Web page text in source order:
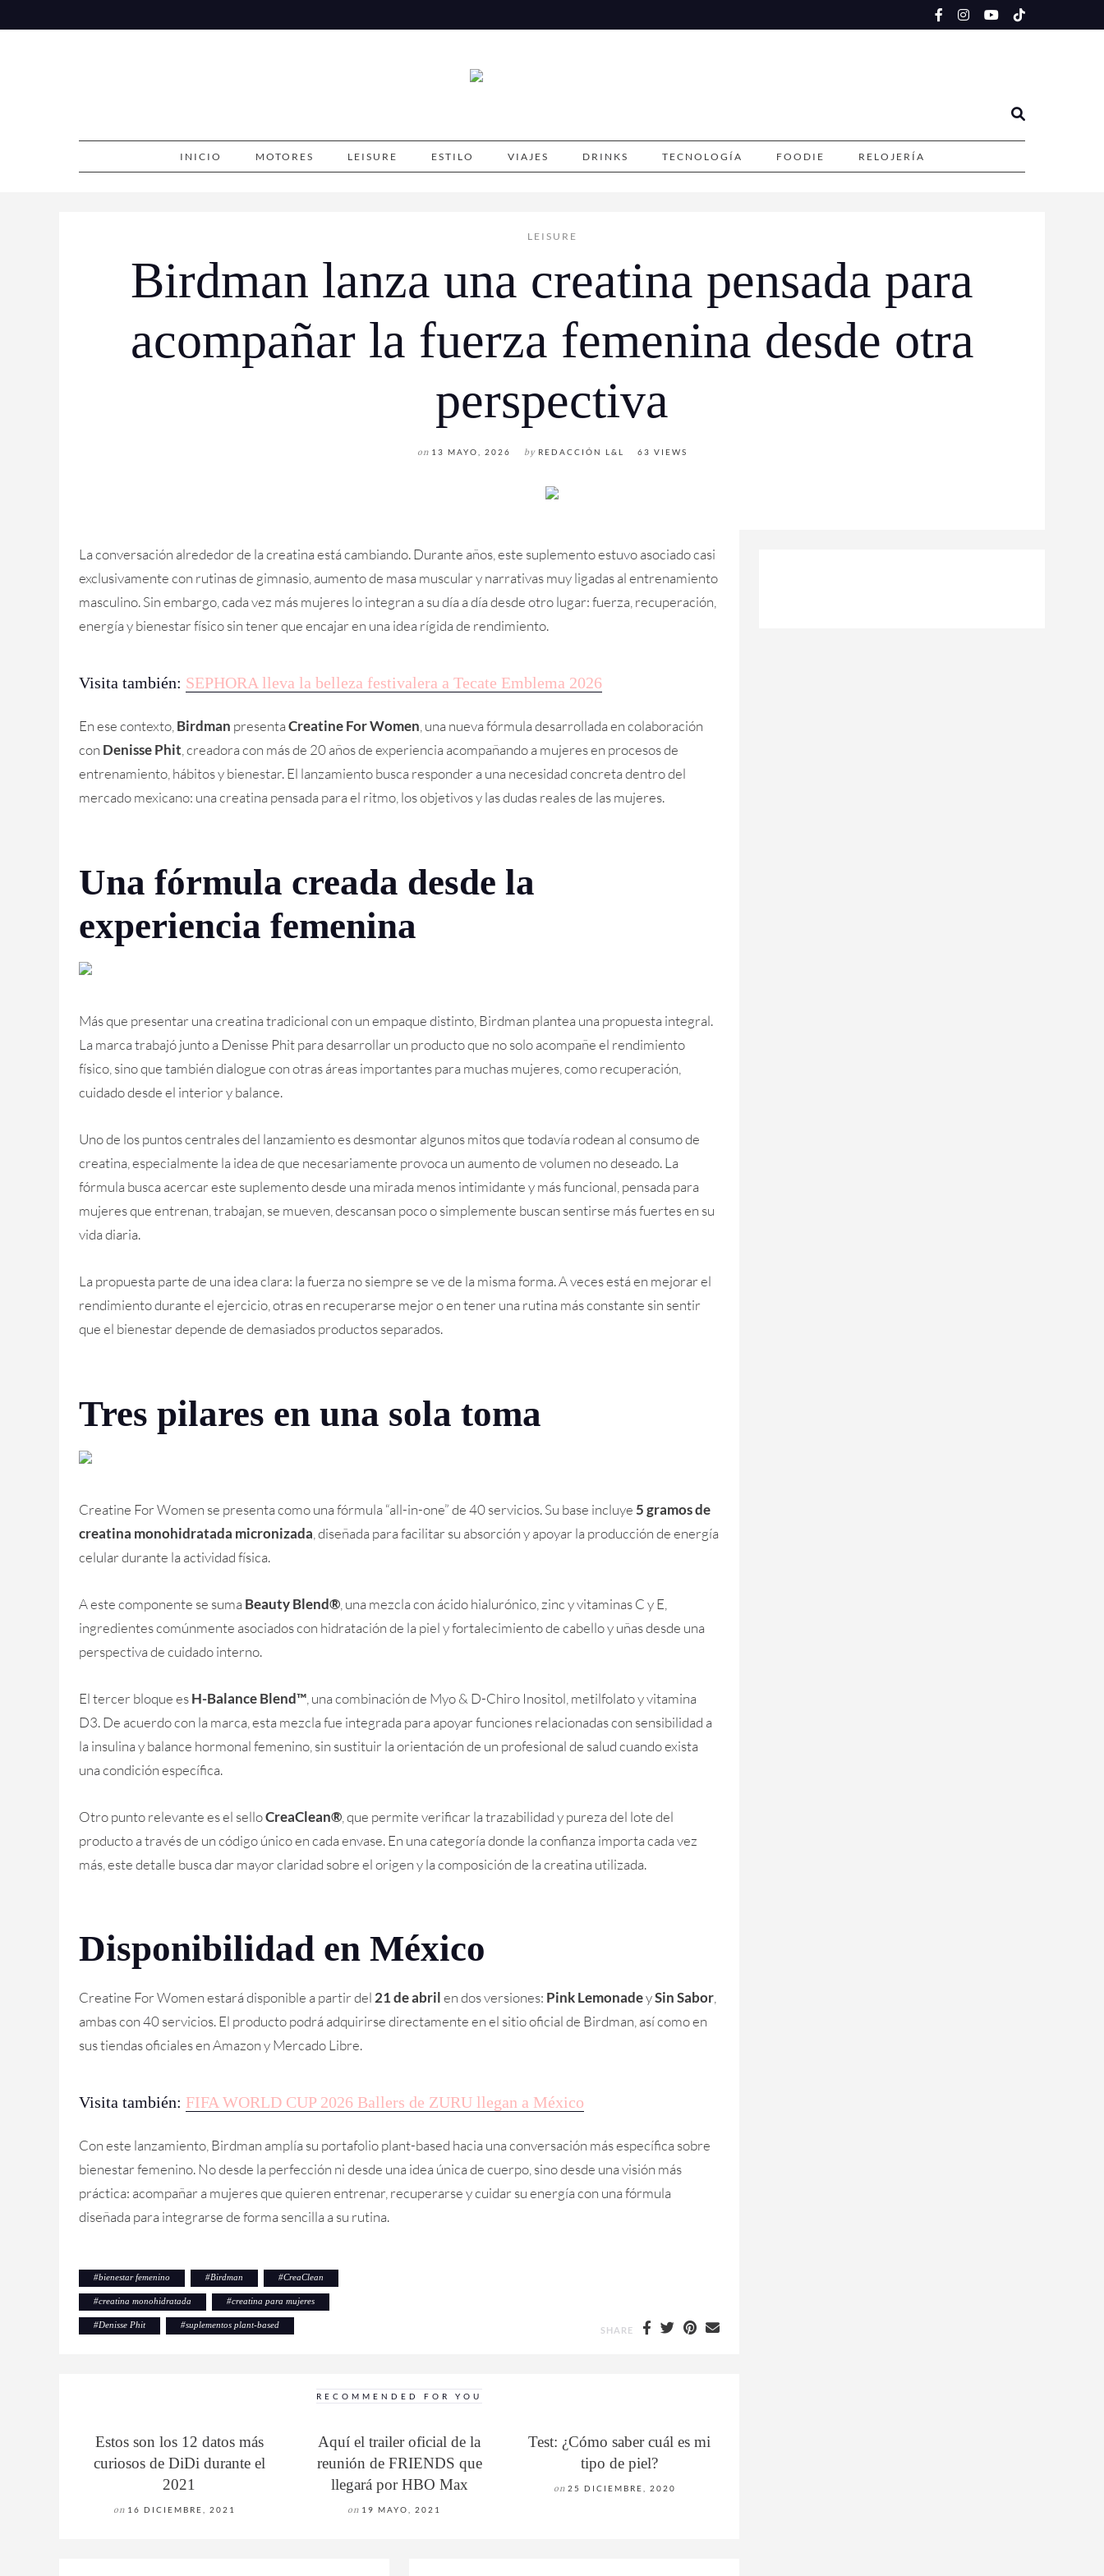
to
INICIO MOTORES LEISURE ESTILO VIAJES DRINKS TECNOLOGÍA FOODIE RELOJERÍA
LEISURE
Birdman lanza una creatina pensada para
acompañar la fuerza femenina desde otra
perspectiva
on 13 MAYO, 2026 by REDACCIÓN L&L 63 VIEWS
La conversación alrededor de la creatina está cambiando. Durante años, este suplemento estuvo asociado casi
exclusivamente con rutinas de gimnasio, aumento de masa muscular y narrativas muy ligadas al entrenamiento
masculino. Sin embargo, cada vez más mujeres lo integran a su día a día desde otro lugar: fuerza, recuperación,
energía y bienestar físico sin tener que encajar en una idea rígida de rendimiento.
Visita también: SEPHORA lleva la belleza festivalera a Tecate Emblema 2026
En ese contexto,Birdman presentaCreatine For Women, una nueva fórmula desarrollada en colaboración
con Denisse Phit, creadora con más de 20 años de experiencia acompañando a mujeres en procesos de
entrenamiento, hábitos y bienestar. El lanzamiento busca responder a una necesidad concreta dentro del
mercado mexicano: una creatina pensada para el ritmo, los objetivos y las dudas reales de las mujeres.
Una fórmula creada desde la
experiencia femenina
Más que presentar una creatina tradicional con un empaque distinto, Birdman plantea una propuesta integral.
La marca trabajó junto a Denisse Phit para desarrollar un producto que no solo acompañe el rendimiento
físico, sino que también dialogue con otras áreas importantes para muchas mujeres, como recuperación,
cuidado desde el interior y balance.
Uno de los puntos centrales del lanzamiento es desmontar algunos mitos que todavía rodean al consumo de
creatina, especialmente la idea de que necesariamente provoca un aumento de volumen no deseado. La
fórmula busca acercar este suplemento desde una mirada menos intimidante y más funcional, pensada para
mujeres que entrenan, trabajan, se mueven, descansan poco o simplemente buscan sentirse más fuertes en su
vida diaria.
La propuesta parte de una idea clara: la fuerza no siempre se ve de la misma forma. A veces está en mejorar el
rendimiento durante el ejercicio, otras en recuperarse mejor o en tener una rutina más constante sin sentir
que el bienestar depende de demasiados productos separados.
Tres pilares en una sola toma
Creatine For Women se presenta como una fórmula “all-in-one” de 40 servicios. Su base incluye5 gramos de
creatina monohidratada micronizada , diseñada para facilitar su absorción y apoyar la producción de energía
celular durante la actividad física.
A este componente se suma Beauty Blend® , una mezcla con ácido hialurónico, zinc y vitaminas C y E,
ingredientes comúnmente asociados con hidratación de la piel y fortalecimiento de cabello y uñas desde una
perspectiva de cuidado interno.
El tercer bloque esH-Balance Blend™ , una combinación de Myo & D-Chiro Inositol, metilfolato y vitamina
D3. De acuerdo con la marca, esta mezcla fue integrada para apoyar funciones relacionadas con sensibilidad a
la insulina y balance hormonal femenino, sin sustituir la orientación de un profesional de salud cuando exista
una condición específica.
Otro punto relevante es el selloCreaClean® , que permite verificar la trazabilidad y pureza del lote del
producto a través de un código único en cada envase. En una categoría donde la confianza importa cada vez
más, este detalle busca dar mayor claridad sobre el origen y la composición de la creatina utilizada.
Disponibilidad en México
Creatine For Women estará disponible a partir del 21 de abrilen dos versiones: Pink LemonadeySin Sabor
ambas con 40 servicios. El producto podrá adquirirse directamente en el sitio oficial de Birdman, así como en
sus tiendas oficiales en Amazon y Mercado Libre.
Visita también: FIFA WORLD CUP 2026 Ballers de ZURU llegan a México
Con este lanzamiento, Birdman amplía su portafolio plant-based hacia una conversación más específica sobre
bienestar femenino. No desde la perfección ni desde una idea única de cuerpo, sino desde una visión más
práctica: acompañar a mujeres que quieren entrenar, recuperarse y cuidar su energía con una fórmula
diseñada para integrarse de forma sencilla a su rutina.
#bienestar femenino #Birdman #CreaClean
#creatina monohidratada #creatina para mujeres
#Denisse Phit #suplementos plant-based SHARE
RECOMMENDED FOR YOU
Estos son los 12 datos más
curiosos de DiDi durante el
2021
on 16 DICIEMBRE, 2021
Aquí el trailer oficial de la
reunión de FRIENDS que
llegará por HBO Max
on 19 MAYO, 2021
Test: ¿Cómo saber cuál es mi
tipo de piel?
on 25 DICIEMBRE, 2020